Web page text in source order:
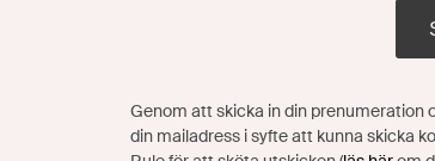
Genom att skicka in din prenumeration
din mailadress i syfte att kunna skicka